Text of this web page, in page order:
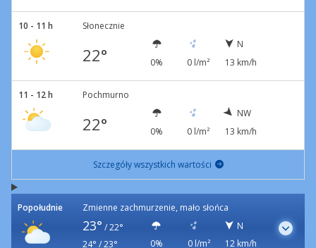
10 - 11 h Słonecznie
22° 0% 0 l/m²
N
13 km/h
11 - 12 h Pochmurno
22° 0% 0 l/m²
NW
13 km/h
Szczegóły wszystkich wartości
Popołudnie Zmienne zachmurzenie, mało słońca
23° / 22°
24° / 23°
0% 0 l/m²
N
12 km/h